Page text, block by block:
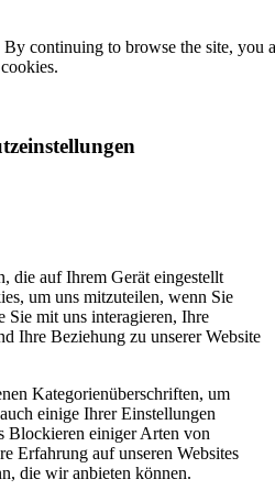
By continuing to browse the site, you
die auf Ihrem Gerät eingestellt
um uns mitzuteilen, wenn Sie
Sie mit uns interagieren, Ihre
Ihre Beziehung zu unserer Website
Kategorienüberschriften, um
einige Ihrer Einstellungen
Blockieren einiger Arten von
Erfahrung auf unseren Websites
die wir anbieten können.